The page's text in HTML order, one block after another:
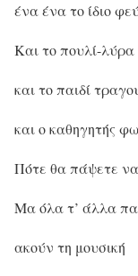
ένα ένα το ίδιο
Και το πουλί-λύρα
και το παιδί
και ο καθηγητής
Πότε θα πάψετε
Μα όλα τ’ άλλα
ακούν τη μουσική